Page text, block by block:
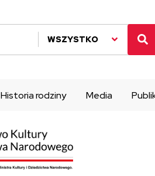
WSZYSTKO
Historia rodziny Media